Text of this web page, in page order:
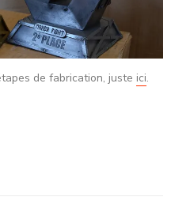
de fabrication, juste ici.